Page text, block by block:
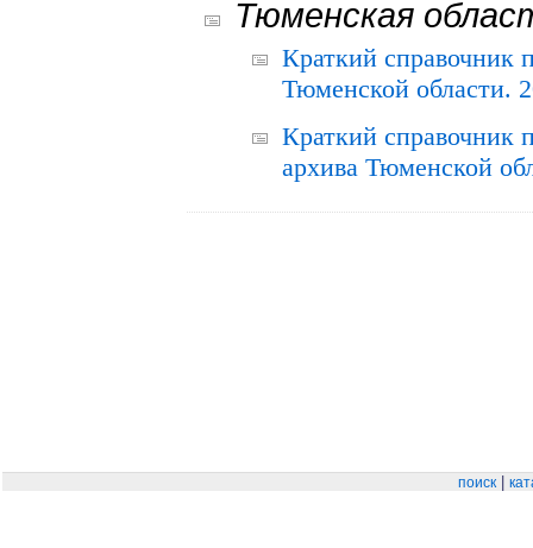
Тюменская
Краткий справочник
Тюменской области.
Краткий справочник
архива Тюменской
поиск